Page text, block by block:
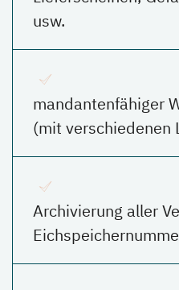
usw.
mandantenfähiger
(mit verschiedenen
Archivierung aller